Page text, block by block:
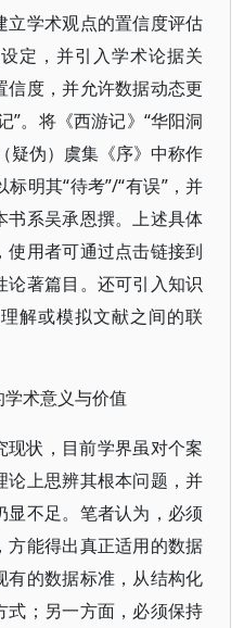
立学术观点的置信度评估
定，并引入学术论据关
度，并允许数据动态更
”。将《西游记》“华阳洞
疑伪）虞集《序》中称作
明其“待考”/“有误”，并
书系吴承恩撰。上述具体
用者可通过点击链接到
著篇目。还可引入知识
解或模拟文献之间的联
学术意义与价值
现状，目前学界虽对个案
论上思辨其根本问题，并
显不足。笔者认为，必须
方能得出真正适用的数据
有的数据标准，从结构化
式；另一方面，必须保持